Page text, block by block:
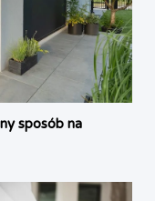
sposób na